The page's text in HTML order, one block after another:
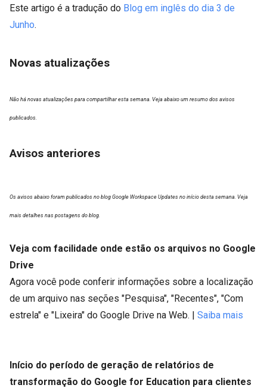
Este artigo é a tradução do Blog em inglês do dia 3 de
Junho.
Novas atualizações
Não há novas atualizações para compartilhar esta semana. Veja abaixo um resumo dos avisos
publicados.
Avisos anteriores
Os avisos abaixo foram publicados no blog Google Workspace Updates no início desta semana. Veja
mais detalhes nas postagens do blog.
Veja com facilidade onde estão os arquivos no Google
Drive
Agora você pode conferir informações sobre a localização
de um arquivo nas seções "Pesquisa", "Recentes", "Com
estrela" e "Lixeira" do Google Drive na Web. | Saiba mais
Início do período de geração de relatórios de
transformação do Google for Education para clientes